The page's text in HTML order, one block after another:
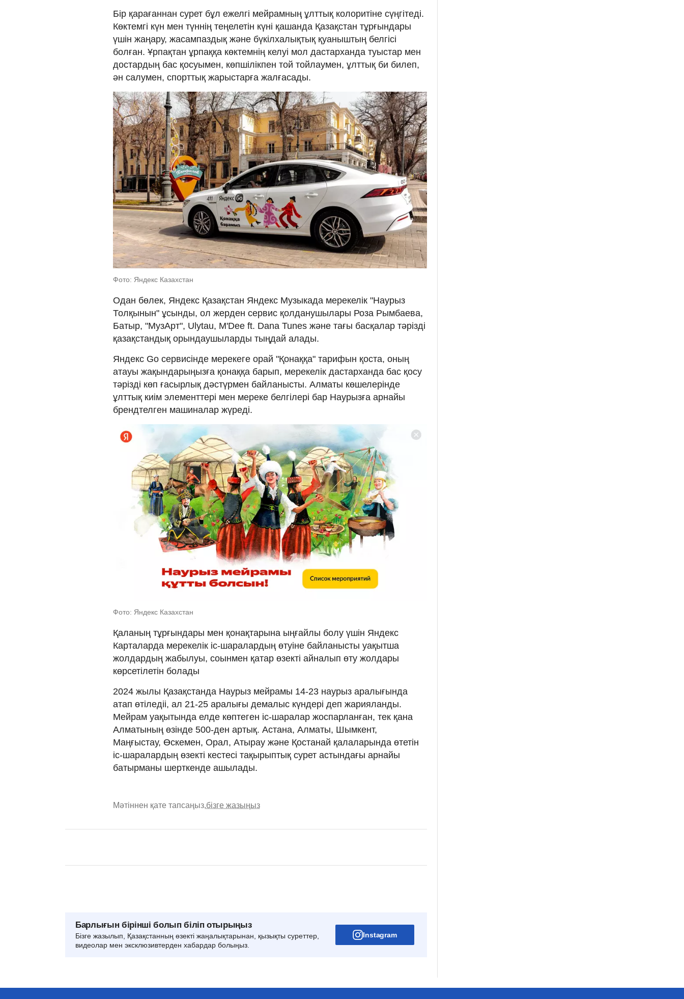
Бір қарағаннан сурет бұл ежелгі мейрамның ұлттық колоритіне сүңгітеді.
Көктемгі күн мен түннің теңелетін күні қашанда Қазақстан тұрғындары
үшін жаңару, жасампаздық және бүкілхалықтық қуаныштың белгісі
болған. Ұрпақтан ұрпаққа көктемнің келуі мол дастарханда туыстар мен
достардың бас қосуымен, көпшілікпен той тойлаумен, ұлттық би билеп,
ән салумен, спорттық жарыстарға жалғасады.
Фото: Яндекс Казахстан
Одан бөлек, Яндекс Қазақстан Яндекс Музыкада мерекелік "Наурыз
Толқынын" ұсынды, ол жерден сервис қолданушылары Роза Рымбаева,
Батыр, "МузАрт", Ulytau, M'Dee ft. Dana Tunes және тағы басқалар тәрізді
қазақстандық орындаушыларды тыңдай алады.
Яндекс Go сервисінде мерекеге орай "Қонаққа" тарифын қоста, оның
атауы жақындарыңызға қонаққа барып, мерекелік дастарханда бас қосу
тәрізді көп ғасырлық дәстүрмен байланысты. Алматы көшелерінде
ұлттық киім элементтері мен мереке белгілері бар Наурызға арнайы
брендтелген машиналар жүреді.
Фото: Яндекс Казахстан
Қаланың тұрғындары мен қонақтарына ыңғайлы болу үшін Яндекс
Карталарда мерекелік іс-шаралардың өтуіне байланысты уақытша
жолдардың жабылуы, соынмен қатар өзекті айналып өту жолдары
көрсетілетін болады
2024 жылы Қазақстанда Наурыз мейрамы 14-23 наурыз аралығында
атап өтіледіі, ал 21-25 аралығы демалыс күндері деп жарияланды.
Мейрам уақытында елде көптеген іс-шаралар жоспарланған, тек қана
Алматының өзінде 500-ден артық. Астана, Алматы, Шымкент,
Маңғыстау, Өскемен, Орал, Атырау және Қостанай қалаларында өтетін
іс-шаралардың өзекті кестесі тақырыптық сурет астындағы арнайы
батырманы шерткенде ашылады.
Мәтіннен қате тапсаңыз,бізге жазыңыз
Барлығын бірінші болып біліп отырыңыз
Бізге жазылып, Қазақстанның өзекті жаңалықтарынан, қызықты суреттер,
видеолар мен эксклюзивтерден хабардар болыңыз.
Instagram